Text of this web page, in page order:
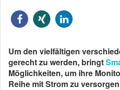
Um den vielfältigen
gerecht zu werden, bringt
Möglichkeiten, um ihre
Reihe mit Strom zu